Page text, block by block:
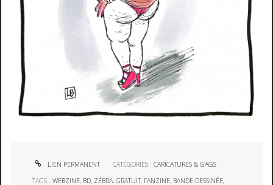
LIEN PERMANENT CATÉGORIES :CARICATURES & GAGS
TAGS :WEBZINE, BD, ZÉBRA,GRATUIT, FANZINE, BANDE-DESSINÉE,